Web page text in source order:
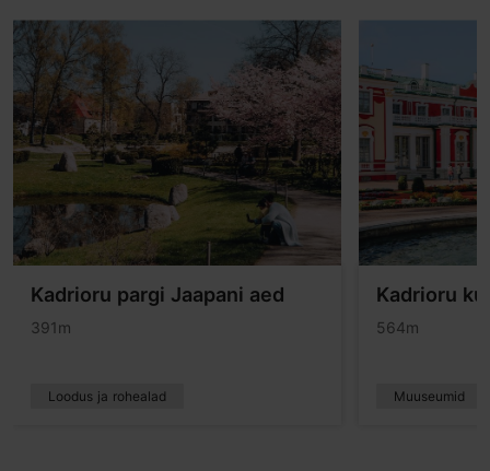
Kadrioru pargi Jaapani aed
391m
Loodus ja rohealad
Kadrioru
564m
Muuseumid